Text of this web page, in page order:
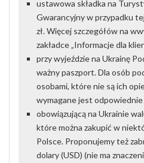
ustawowa składka na
Gwarancyjny w przypadku
zł. Więcej szczegółów na
zakładce „Informacje dla
przy wyjeździe na Ukrainę
ważny paszport. Dla osób
osobami, które nie są ich
wymagane jest
obowiązującą na Ukrainie
które można zakupić w
Polsce. Proponujemy też
dolary (USD) (nie ma